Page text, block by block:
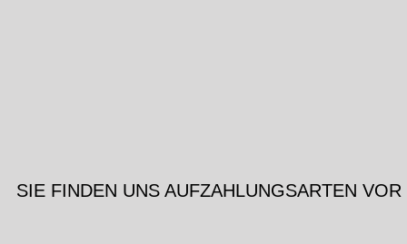
SIE FINDEN UNS AUFZAHLUNGSARTEN VOR